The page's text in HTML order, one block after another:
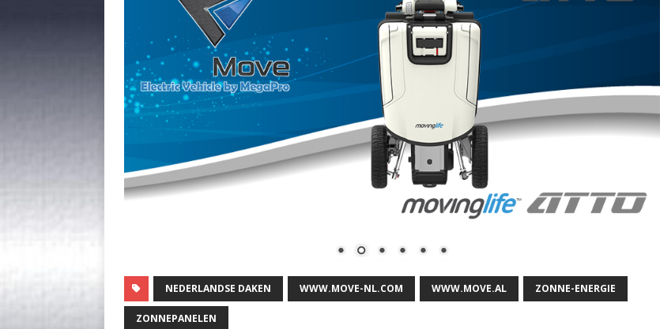
NEDERLANDSE DAKEN WWW.MOVE-NL.COM WWW.MOVE.AL ZONNE-ENERGIE
ZONNEPANELEN